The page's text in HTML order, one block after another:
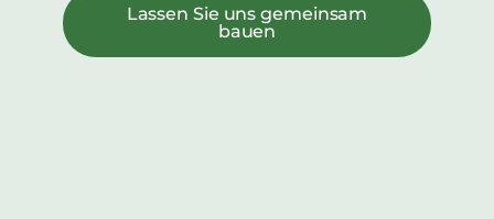
Lassen Sie uns gemeinsam
bauen